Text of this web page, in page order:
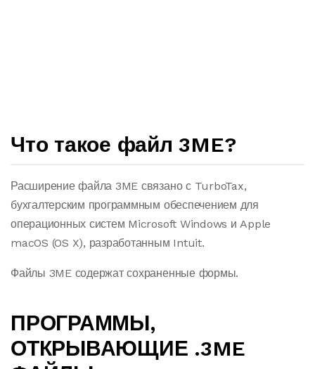
Что такое файл 3ME?
Расширение файла 3ME связано с TurboTax,
бухгалтерским программным обеспечением для
операционных систем Microsoft Windows и Apple
macOS (OS X), разработанным Intuit.
Файлы 3ME содержат сохраненные формы.
ПРОГРАММЫ,
ОТКРЫВАЮЩИЕ .3ME